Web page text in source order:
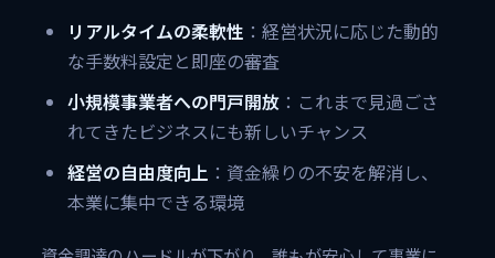
リアルタイムの柔軟性 ：経営状況に応じた動的
な手数料設定と即座の審査
小規模事業者への門戸開放 ：これまで見過ごさ
れてきたビジネスにも新しいチャンス
経営の自由度向上 ：資金繰りの不安を解消し、
本業に集中できる環境